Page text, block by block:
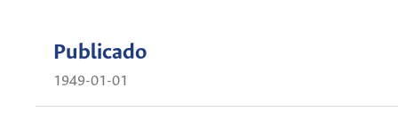
Publicado
1949-01-01